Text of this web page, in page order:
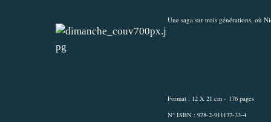
Une saga sur trois générations, où
Format : 12 X 21 cm - 176 pages
N° ISBN : 978-2-911137-33-4